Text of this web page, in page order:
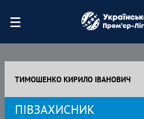
ТИМОШЕНКО КИРИЛО ІВАНОВИЧ
ПІВЗАХИСНИК